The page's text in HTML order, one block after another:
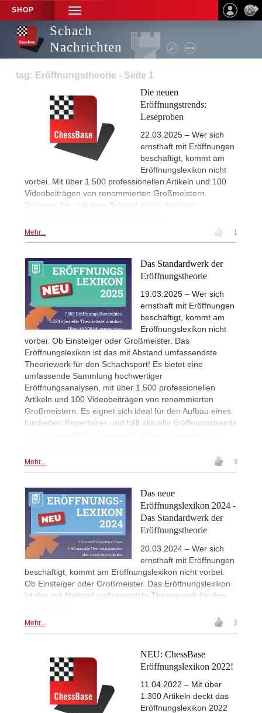
SHOP
TOGGLE
NAVIGATION
Schach
Nachrichten
tag: Eröffnungstheorie - Seite 1
Die neuen
Eröffnungstrends:
Leseproben
22.03.2025 – Wer sich
ernsthaft mit Eröffnungen
beschäftigt, kommt am
Eröffnungslexikon nicht
vorbei. Mit über 1.500 professionellen Artikeln und 100
Videobeiträgen von renommierten Großmeistern.
Schauen Sie sich zum Beispiel ein kostenloses
Mehr... 1
Das Standardwerk der
Eröffnungstheorie
19.03.2025 – Wer sich
ernsthaft mit Eröffnungen
beschäftigt, kommt am
Eröffnungslexikon nicht
vorbei. Ob Einsteiger oder Großmeister. Das
Eröffnungslexikon ist das mit Abstand umfassendste
Theoriewerk für den Schachsport! Es bietet eine
umfassende Sammlung hochwertiger
Eröffnungsanalysen, mit über 1.500 professionellen
Artikeln und 100 Videobeiträgen von renommierten
Großmeistern. Es eignet sich ideal für den Aufbau eines
fundierten Repertoires und hält aktuelle Eröffnungstrends
Mehr... 3
Das neue
Eröffnungslexikon 2024 -
Das Standardwerk der
Eröffnungstheorie
20.03.2024 – Wer sich
ernsthaft mit Eröffnungen
beschäftigt, kommt am Eröffnungslexikon nicht vorbei.
Ob Einsteiger oder Großmeister. Das Eröffnungslexikon
ist das mit Abstand umfassendste Theoriewerk für den
Mehr... 3
NEU: ChessBase
Eröffnungslexikon 2022!
11.04.2022 – Mit über
1.300 Artikeln deckt das
Eröffnungslexikon 2022